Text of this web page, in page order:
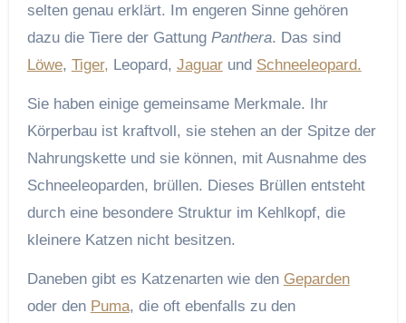
selten genau erklärt. Im engeren Sinne gehören
dazu die Tiere der Gattung Panthera. Das sind
Löwe, Tiger, Leopard, Jaguarund Schneeleopard.
Sie haben einige gemeinsame Merkmale. Ihr
Körperbau ist kraftvoll, sie stehen an der Spitze der
Nahrungskette und sie können, mit Ausnahme des
Schneeleoparden, brüllen. Dieses Brüllen entsteht
durch eine besondere Struktur im Kehlkopf, die
kleinere Katzen nicht besitzen.
Daneben gibt es Katzenarten wie den Geparden
oder den Puma, die oft ebenfalls zu den